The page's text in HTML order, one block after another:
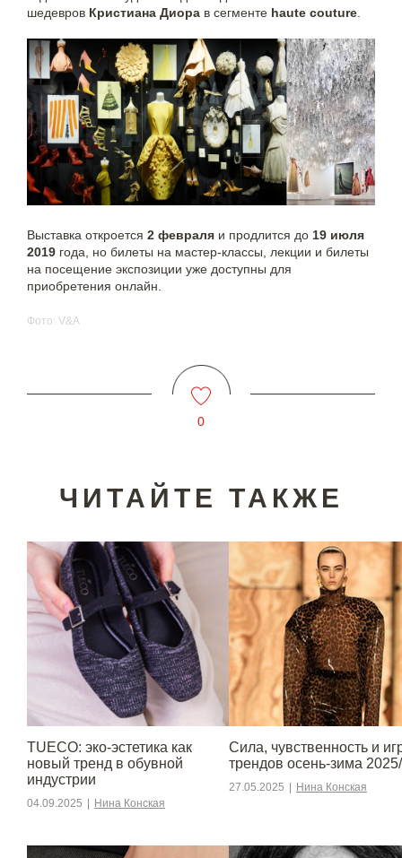
шедевров Кристиана Диора в сегменте haute couture.
Выставка откроется 2 февраля и продлится до 19 июля
2019 года, но билеты на мастер-классы, лекции и билеты
на посещение экспозиции уже доступны для
приобретения онлайн.
Фото: V&A
0
ЧИТАЙТЕ ТАКЖЕ
TUECO: эко-эстетика как
новый тренд в обувной
индустрии
04.09.2025 | Нина Конская
Сила, чувственность и
трендов осень-зима
27.05.2025 | Нина Конская